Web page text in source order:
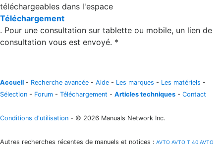
téléchargeables dans l'espace
Téléchargement
. Pour une consultation sur tablette ou mobile, un lien de
consultation vous est envoyé. *
Accueil - Recherche avancée - Aide - Les marques - Les matériels -
Sélection - Forum - Téléchargement - Articles techniques - Contact
Conditions d'utilisation - © 2026 Manuals Network Inc.
Autres recherches récentes de manuels et notices : AVTO AVTO T 40 AVTO